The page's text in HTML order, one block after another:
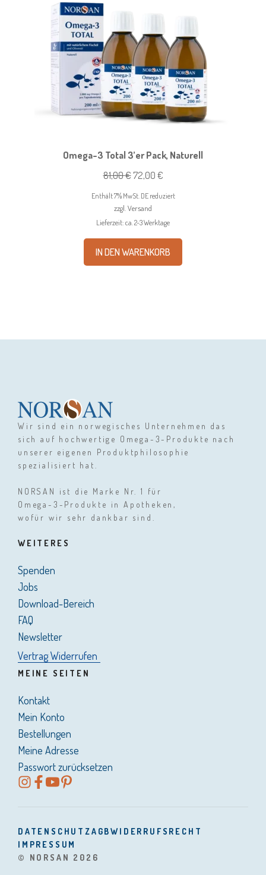
Omega-3 Total 3’er Pack, Naturell
81,00€ Ursprünglicher
war:
81,00 €
72,00€Aktueller
72,00 €.
Enthält 7% MwSt. DE reduziert
zzgl. Versand
Lieferzeit: ca. 2-3 Werktage
IN DEN WARENKORB
Wir sind ein norwegisches Unternehmen das
sich auf hochwertige Omega-3-Produkte nach
unserer eigenen Produktphilosophie
spezialisiert hat.
NORSAN ist die Marke Nr. 1 für
Omega-3-Produkte in Apotheken,
wofür wir sehr dankbar sind.
WEITERES
Spenden
Jobs
Download-Bereich
FAQ
Newsletter
Vertrag Widerrufen
MEINE SEITEN
Kontakt
Mein Konto
Bestellungen
Meine Adresse
Passwort zurücksetzen
© NORSAN 2026
DATENSCHUTZAGBWIDERRUFSRECHT
IMPRESSUM